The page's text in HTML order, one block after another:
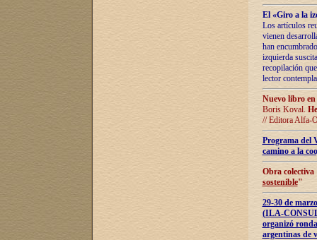
El «Giro a la
Los artículos
vienen
han
izquierda
recopilación
lector
Nuevo libro
Boris Koval.
// Editora Alfa-
Programa del
camino a la
Obra
sostenible"
29-30 de
(ILA-
organizó
argentinas de